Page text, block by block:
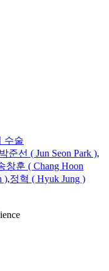
수술
박준선 ( Jun Seon Park ),
창훈 ( Chang Hoon
),정혁 ( Hyuk Jung )